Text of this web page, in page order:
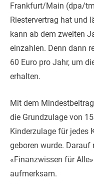
Frankfurt/Main (dpa/
Riestervertrag hat und
kann ab dem zweiten
einzahlen. Denn dann
60 Euro pro Jahr, um
erhalten.
Mit dem
die Grundzulage von
Kinderzulage für jedes
geboren wurde. Darauf
«Finanzwissen für
aufmerksam.